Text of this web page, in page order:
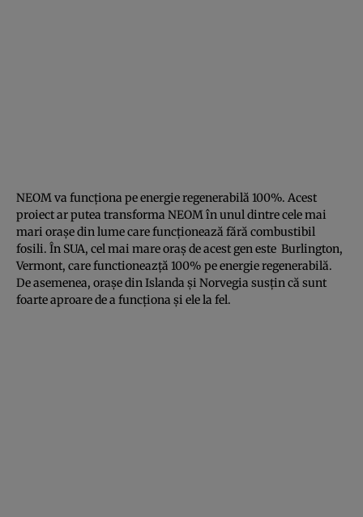
NEOM va funcţiona pe energie regenerabilă 100%. Acest
proiect ar putea transforma NEOM în unul dintre cele mai
mari oraşe din lume care funcţionează fără combustibil
fosili. În SUA, cel mai mare oraş de acest gen este Burlington,
Vermont, care functioneazţă 100% pe energie regenerabilă.
De asemenea, oraşe din Islanda şi Norvegia susţin că sunt
foarte aproare de a funcţiona şi ele la fel.